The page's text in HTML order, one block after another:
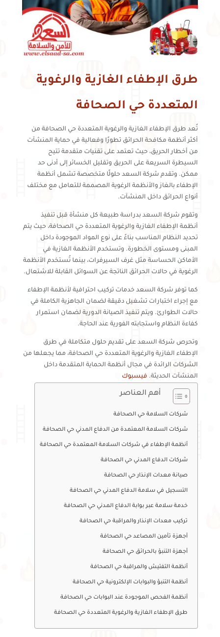
طرق الإطفاء الغازية والرغوية
المتعددة حي الصحافة
تُعد طرق الإطفاء الغازية والرغوية المتعددة حي الصحافة من
أكثر أنظمة مكافحة الحرائق تطورًا وفعالية في حماية المنشآت
من أخطار الحريق، حيث تعتمد على تقنيات متقدمة تتيح
السيطرة السريعة على الحريق وتقليل الخسائر إلى أدنى حد
ممكن. وتقدم شركة السعد حلولًا متخصصة تشمل أنظمة
الإطفاء بالغاز والأنظمة الرغوية المصممة للتعامل مع مختلف
أنواع الحرائق داخل المنشآت.
وتقوم شركة السعد بدراسة طبيعة كل منشأة قبل تنفيذ
أنظمة الإطفاء الغازية والرغوية المتعددة حي الصحافة، حيث يتم
تحديد النظام المناسب بناءً على نوع المواد الموجودة داخل
المبنى ومستوى الخطورة. وتستخدم الأنظمة الغازية في
الأماكن الحساسة مثل غرف السيرفرات، بينما تُستخدم الأنظمة
الرغوية في حالات الحرائق الناتجة عن السوائل القابلة للاشتعال.
كما توفر شركة السعد خدمات تركيب احترافية لأنظمة الإطفاء
مع إجراء اختبارات تشغيل دقيقة لضمان الجاهزية الكاملة في
حالات الطوارئ. ويتم تنفيذ الصيانة الدورية لضمان استمرار
كفاءة النظام واستجابته الفورية عند الحاجة.
وتحرص شركة السعد على تقديم حلول متكاملة في طرق
الإطفاء الغازية والرغوية المتعددة حي الصحافة، مما يجعلها من
الشركات الرائدة في مجال أنظمة الحماية المتقدمة داخل
المنشآت الحديثة. فيسبوك
أهم العناصر
شركات السلامة حي الصحافة
شركات السلامة المعتمدة من الدفاع المدني حي الصحافة
أنظمة الإطفاء في شركات السلامة المعتمدة حي الصحافة
شركات الدفاع المدني حي الصحافة
صيانة معدات الإنذار حي الصحافة
التسجيل في سلامة الدفاع المدني حي الصحافة
خدمة سلامة عبر بوابة الدفاع المدني حي الصحافة
تركيب معدات الإنذار والمراقبة حي الصحافة
أجهزة تأمين المصاعد حي الصحافة
أجهزة التنبؤ بالحرائق حي الصحافة
أنظمة التفتيش والمراقبة حي الصحافة
أنظمة التنبؤ والبوابات الإلكترونية حي الصحافة
أنظمة الفحص الموجودة عند البوابات حي الصحافة
طرق الإطفاء الغازية والرغوية المتعددة حي الصحافة